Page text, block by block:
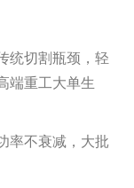
统切割瓶颈，轻
端重工大单生
率不衰减，大批